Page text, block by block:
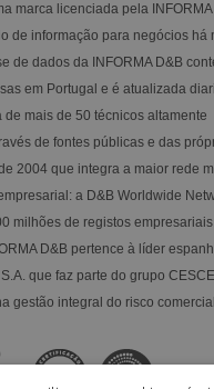
marca licenciada pela
de informação para negócios há
de dados da INFORMA D&B
em Portugal e é atualizada
de mais de 50 técnicos altamente
de fontes públicas e das
2004 que integra a maior rede
a D&B Worldwide
milhões de registos
D&B pertence à líder
S.A. que faz parte do grupo
gestão integral do risco